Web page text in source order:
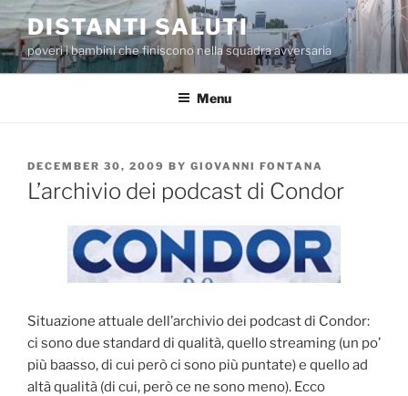
Skip
to
content
DISTANTI SALUTI
poveri i bambini che finiscono nella squadra avversaria
Menu
POSTED
ON
DECEMBER 30, 2009 BY GIOVANNI FONTANA
L’archivio dei podcast di Condor
Situazione attuale dell’archivio dei podcast di Condor:
ci sono due standard di qualità, quello streaming (un po’
più baasso, di cui però ci sono più puntate) e quello ad
altà qualità (di cui, però ce ne sono meno). Ecco